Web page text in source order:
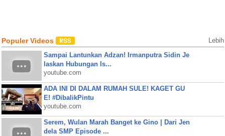
Populer Videos Lebih
Sampai Lantunkan Adzan! Irmanputra Sidin Je
laskan Hubungan Is...
youtube.com
ADA INI DI DALAM RUMAH SULE! KAGET GU
E! #DibalikPintu
youtube.com
Serem, Wulan Marah Banget ke Gino | Dari Jen
dela SMP Episode ...